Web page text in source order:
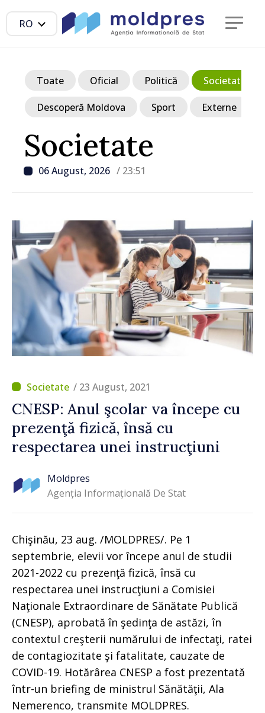
RO
Societate
06 August, 2026 / 23:51
Toate Oficial Politică Societate
Descoperă Moldova Sport Externe
/ 23 August, 2021
CNESP: Anul şcolar va începe cu
prezenţă fizică, însă cu
respectarea unei instrucţiuni
Moldpres
Agenția Informațională De Stat
Chişinău, 23 aug. /MOLDPRES/. Pe 1
septembrie, elevii vor începe anul de studii
2021-2022 cu prezenţă fizică, însă cu
respectarea unei instrucţiuni a Comisiei
Naţionale Extraordinare de Sănătate Publică
(CNESP), aprobată în şedinţa de astăzi, în
contextul creşterii numărului de infectaţi, ratei
de contagiozitate şi fatalitate, cauzate de
COVID-19. Hotărârea CNESP a fost prezentată
într-un briefing de ministrul Sănătăţii, Ala
Nemerenco, transmite MOLDPRES.